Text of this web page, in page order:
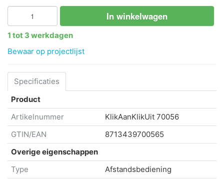
In winkelwagen
1 tot 3 werkdagen
Bewaar op projectlijst
Specificaties
Product
Artikelnummer
KlikAanKlikUit 70056
GTIN/EAN
8713439700565
Overige eigenschappen
Type
Afstandsbediening